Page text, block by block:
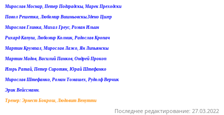
Мирослав Моснар, Петер Подградскы, Марек Преходски
Павол Решетка, Любомир Вишньовскы.Здено Цигер
Мирослав Глинка, Михал Греус, Роман Ильин
Рихард Капуш, Любомир Колник, Радослав Кропач
Мартин Крумпал, Мирослав Лажо, Ян Липьянскы
Мартин Мадов, Василий Панков, Ондрей Прокоп
Игорь Ратай, Петер Сиротяк, Юрай Штефанко
Мирослав Штефанко, Роман Томашех, Рудолф Верчик
Эрик Вейссманн.
Тренер: Эрнест Бокрош, Людовит Венутти
Последнее редактирование: 27.03.2022